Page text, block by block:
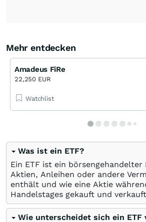
Mehr entdecken
Amadeus FiRe
22,250 EUR
Watchlist
Was ist ein ETF?
Ein ETF ist ein börsengehandelter
Aktien, Anleihen oder andere
enthält und wie eine Aktie
Handelstages gekauft und
Wie unterscheidet sich ein ETF